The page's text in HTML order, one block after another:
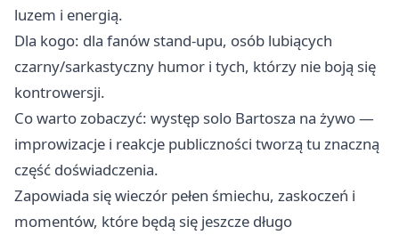
luzem i energią.
Dla kogo: dla fanów stand-upu, osób lubiących
czarny/sarkastyczny humor i tych, którzy nie boją się
kontrowersji.
Co warto zobaczyć: występ solo Bartosza na żywo —
improwizacje i reakcje publiczności tworzą tu znaczną
część doświadczenia.
Zapowiada się wieczór pełen śmiechu, zaskoczeń i
momentów, które będą się jeszcze długo